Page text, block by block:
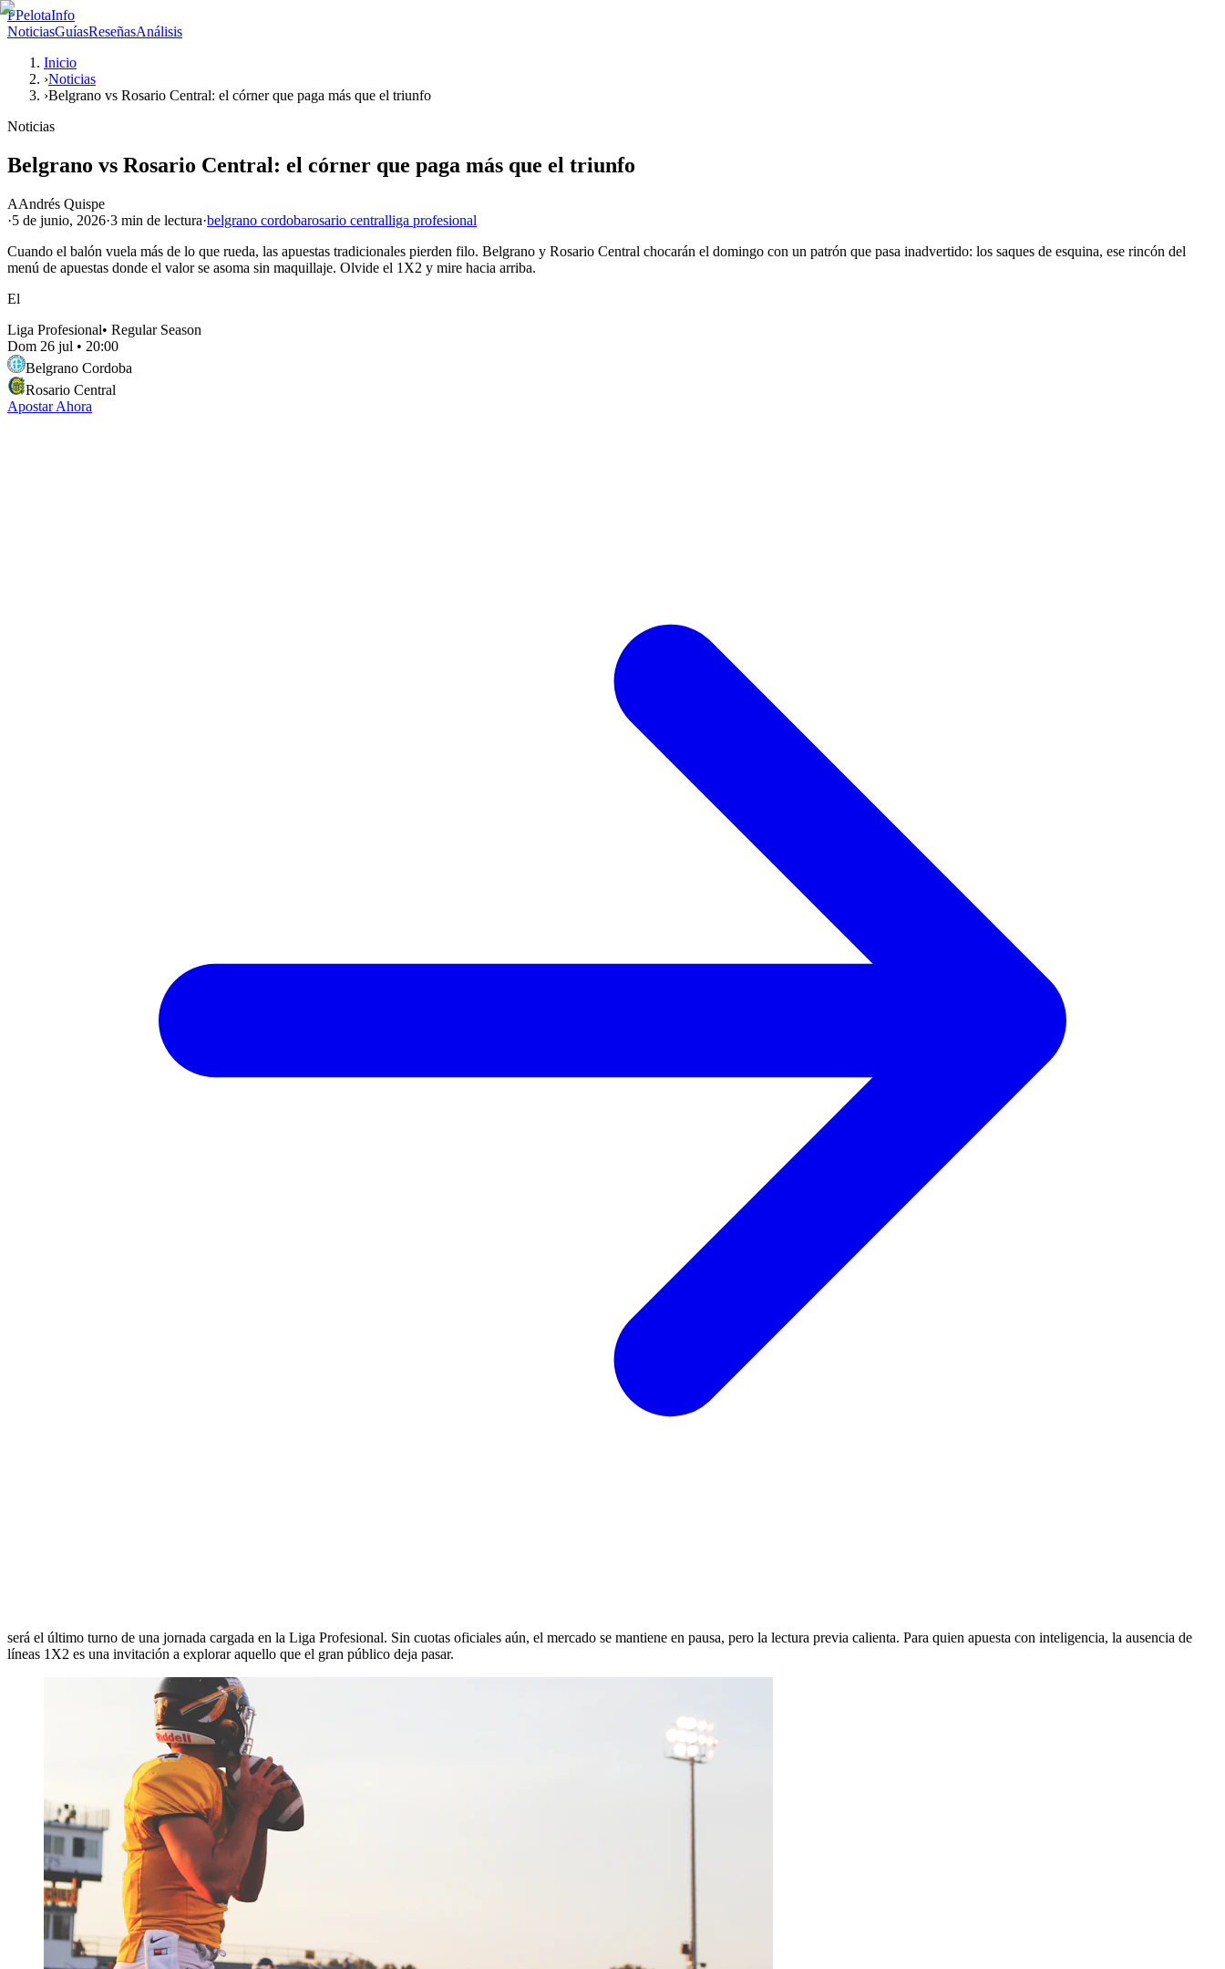
PPelotaInfo
NoticiasGuíasReseñasAnálisis
Inicio
›Noticias
›Belgrano vs Rosario Central: el córner que paga más que el triunfo
Noticias
Belgrano vs Rosario Central: el córner que paga más que el triunfo
AAndrés Quispe
·5 de junio, 2026·3 min de lectura·belgrano cordobarosario centralliga profesional
Cuando el balón vuela más de lo que rueda, las apuestas tradicionales pierden filo. Belgrano y Rosario Central chocarán el domingo con un patrón que pasa inadvertido: los saques de esquina, ese rincón del
menú de apuestas donde el valor se asoma sin maquillaje. Olvide el 1X2 y mire hacia arriba.
El
Liga Profesional• Regular Season
Dom 26 jul • 20:00
Belgrano Cordoba
Rosario Central
Apostar Ahora
será el último turno de una jornada cargada en la Liga Profesional. Sin cuotas oficiales aún, el mercado se mantiene en pausa, pero la lectura previa calienta. Para quien apuesta con inteligencia, la ausencia de
líneas 1X2 es una invitación a explorar aquello que el gran público deja pasar.